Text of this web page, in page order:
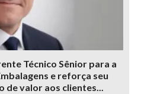
Técnico Sênior para a
e reforça seu
de valor aos clientes...